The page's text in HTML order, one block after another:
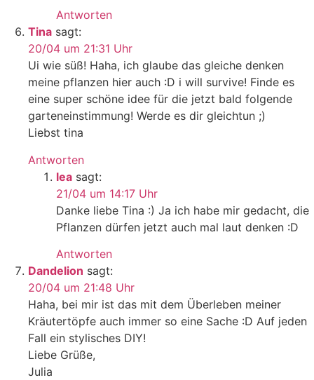
Antworten
Tina sagt:
20/04 um 21:31 Uhr
Ui wie süß! Haha, ich glaube das gleiche denken
meine pflanzen hier auch :D i will survive! Finde es
eine super schöne idee für die jetzt bald folgende
garteneinstimmung! Werde es dir gleichtun ;)
Liebst tina
Antworten
lea sagt:
21/04 um 14:17 Uhr
Danke liebe Tina :) Ja ich habe mir gedacht, die
Pflanzen dürfen jetzt auch mal laut denken :D
Antworten
Dandelion sagt:
20/04 um 21:48 Uhr
Haha, bei mir ist das mit dem Überleben meiner
Kräutertöpfe auch immer so eine Sache :D Auf jeden
Fall ein stylisches DIY!
Liebe Grüße,
Julia